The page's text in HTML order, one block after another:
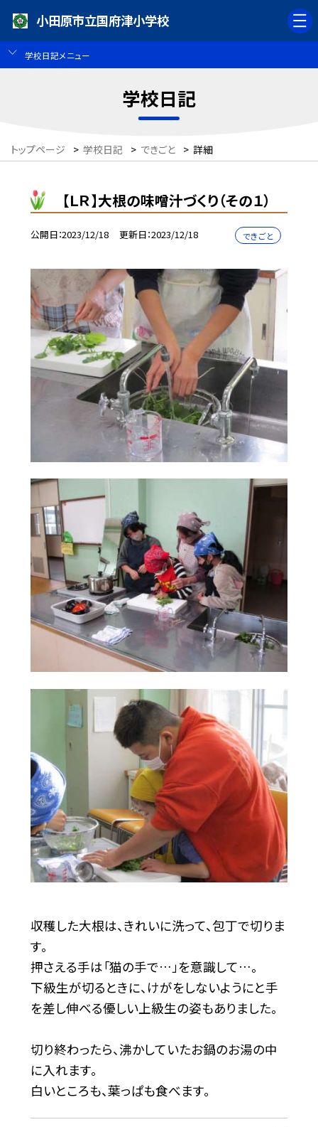
小田原市立国府津小学校
学校日記メニュー
学校日記
トップページ > 学校日記 > できごと > 詳細
【ＬＲ】大根の味噌汁づくり（その１）
公開日 2023/12/18 更新日 2023/12/18 できごと
収穫した大根は、きれいに洗って、包丁で切りま
す。
押さえる手は「猫の手で…」を意識して…。
下級生が切るときに、けがをしないようにと手
を差し伸べる優しい上級生の姿もありました。
切り終わったら、沸かしていたお鍋のお湯の中
に入れます。
白いところも、葉っぱも食べます。